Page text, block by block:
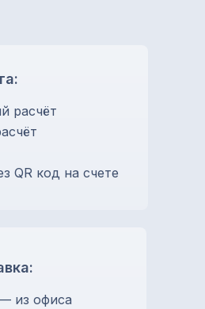
из офиса
расчёт
QR код на счете